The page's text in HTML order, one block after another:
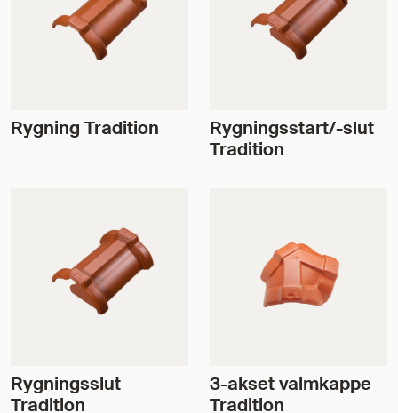
Rygning Tradition
Rygningsstart/-slut
Tradition
Rygningsslut
Tradition
3-akset valmkappe
Tradition